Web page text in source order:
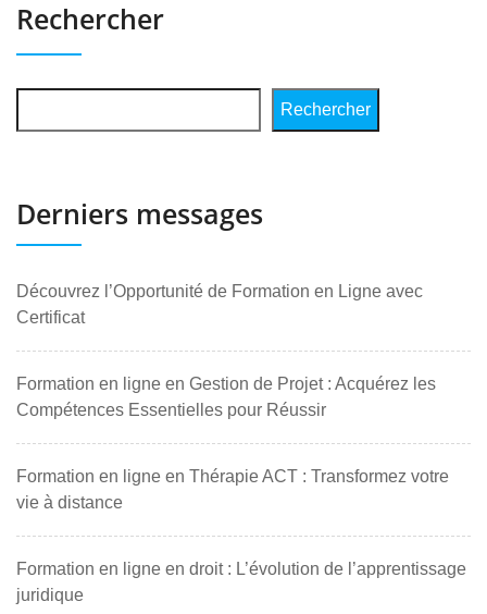
Rechercher
Rechercher
Derniers messages
Découvrez l’Opportunité de Formation en Ligne avec
Certificat
Formation en ligne en Gestion de Projet : Acquérez les
Compétences Essentielles pour Réussir
Formation en ligne en Thérapie ACT : Transformez votre
vie à distance
Formation en ligne en droit : L’évolution de l’apprentissage
juridique